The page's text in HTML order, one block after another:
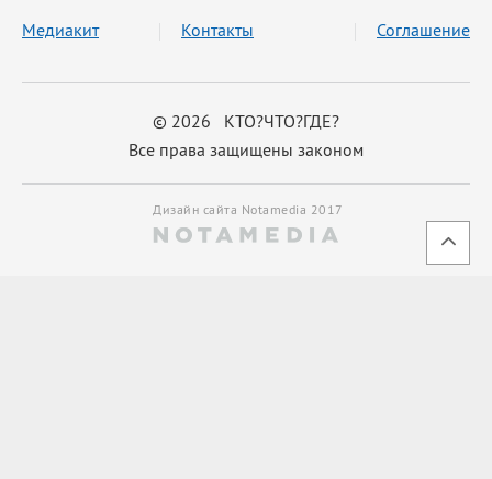
© 2026 КТО?ЧТО?ГДЕ?
Все права защищены законом
Медиакит Контакты Соглашение
Дизайн сайта Notamedia 2017